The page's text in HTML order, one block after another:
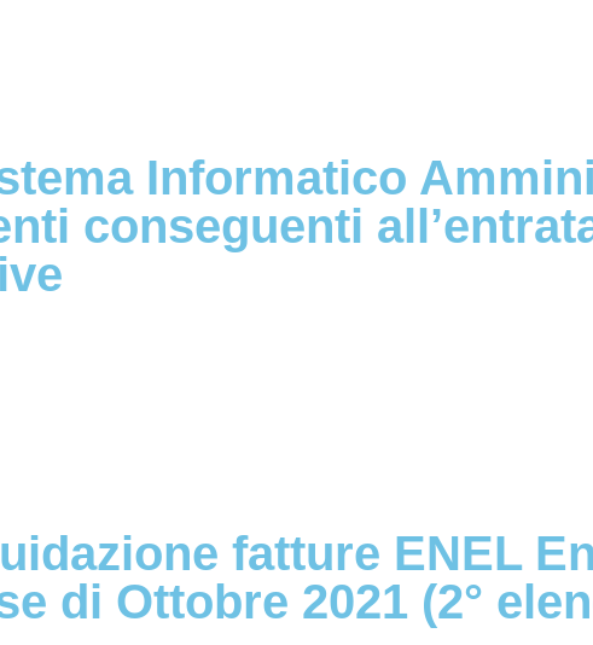
Informatico
conseguenti
fatture ENEL
di Ottobre 2021 (2°